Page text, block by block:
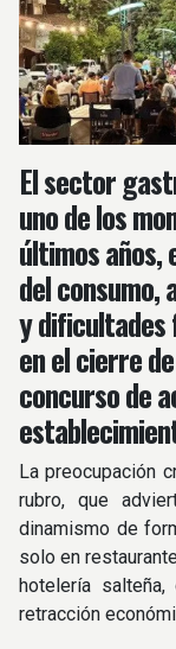
El sector
uno de los
últimos años,
del consumo,
y dificultades
en el cierre
concurso de
La preocupación
rubro, que
dinamismo de
solo en
hotelería
retracción